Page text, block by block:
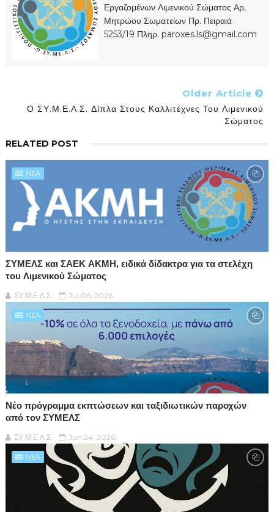
Εργαζομένων Λιμενικού Σώματος Αρ,
Μητρώου Σωματείων Πρ. Πειραιά
5253/19 Πληρ. paroxes.ls@gmail.com
Older Article
Ο ΣΥ.Μ.Ε.Λ.Σ. Δίπλα Στους Καλλιτέχνες Του Λιμενικού
Σώματος
RELATED POST
NEA
ΣΥΜΕΛΣ και ΣΑΕΚ ΑΚΜΗ, ειδικά δίδακτρα για τα στελέχη
του Λιμενικού Σώματος
ΣΥ.Μ.Ε.Λ.Σ. Jul 06, 2026
NEA
Νέο πρόγραμμα εκπτώσεων και ταξιδιωτικών παροχών
από τον ΣΥΜΕΛΣ
ΣΥ.Μ.Ε.Λ.Σ. Jun 24, 2026
NEA